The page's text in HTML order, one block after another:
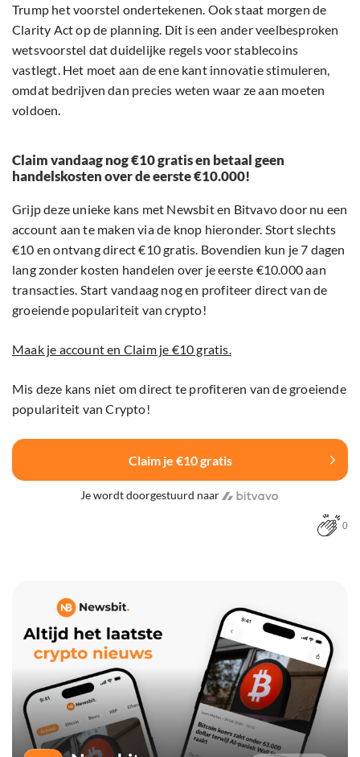
Trump het voorstel ondertekenen. Ook staat morgen de
Clarity Act op de planning. Dit is een ander veelbesproken
wetsvoorstel dat duidelijke regels voor stablecoins
vastlegt. Het moet aan de ene kant innovatie stimuleren,
omdat bedrijven dan precies weten waar ze aan moeten
voldoen.
Claim vandaag nog €10 gratis en betaal geen
handelskosten over de eerste €10.000!
Grijp deze unieke kans met Newsbit en Bitvavo door nu een
account aan te maken via de knop hieronder. Stort slechts
€10 en ontvang direct €10 gratis. Bovendien kun je 7 dagen
lang zonder kosten handelen over je eerste €10.000 aan
transacties. Start vandaag nog en profiteer direct van de
groeiende populariteit van crypto!
Maak je account en Claim je €10 gratis.
Mis deze kans niet om direct te profiteren van de groeiende
populariteit van Crypto!
Claim je €10 gratis
Je wordt doorgestuurd naar
0